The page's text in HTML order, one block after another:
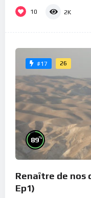
10 2K
#17 26
89%
Renaître de nos
Ep1)